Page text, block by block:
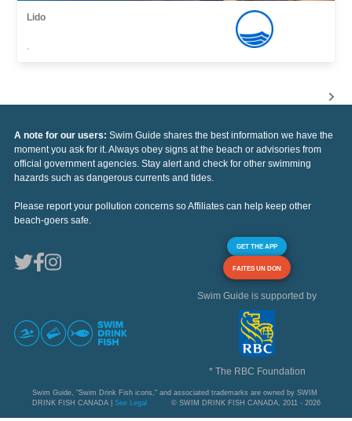
Lido
,
A note for our users: Swim Guide shares the best information we have the
moment you ask for it. Always obey signs at the beach or advisories from
official government agencies. Stay alert and check for other swimming
hazards such as dangerous currents and tides.
Please report your pollution concerns so Affiliates can help keep other
beach-goers safe.
GET THE APP
FAITES UN DON
Swim Guide is supported by
* The RBC Foundation
Swim Guide, "Swim Drink Fish icons," and associated trademarks are owned by SWIM
DRINK FISH CANADA | See Legal © SWIM DRINK FISH CANADA, 2011 - 2026